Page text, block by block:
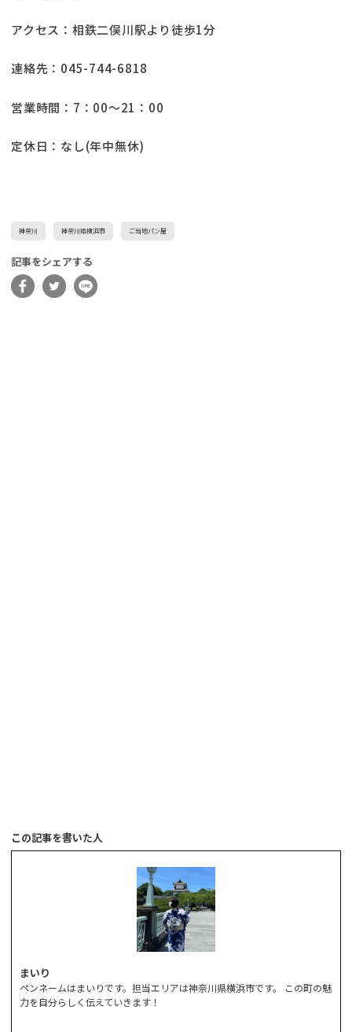
アクセス：相鉄二俣川駅より徒歩1分
連絡先：045-744-6818
営業時間：7：00～21：00
定休日：なし(年中無休)
神奈川 神奈川県横浜市 ご当地パン屋
記事をシェアする
この記事を書いた人
まいり
ペンネームはまいりです。担当エリアは神奈川県横浜市です。 この町の魅
力を自分らしく伝えていきます！